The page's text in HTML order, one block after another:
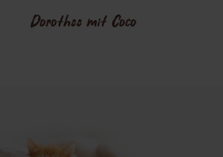
es und sie verträgt es gut!
Dorothee mit Coco